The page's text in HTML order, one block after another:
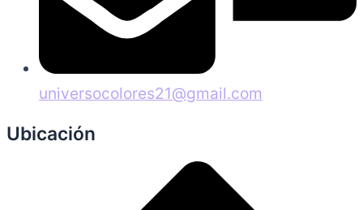
universocolores21@gmail.com
Ubicación